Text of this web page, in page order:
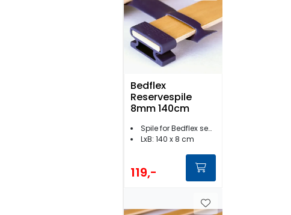
Bedflex
Reservespile
8mm 140cm
Spile for Bedflex sengebunn
LxB: 140 x 8 cm
119,-